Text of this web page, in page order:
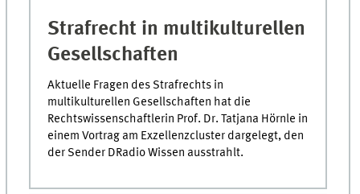
Strafrecht in multikulturellen
Gesellschaften
Aktuelle Fragen des Strafrechts in
multikulturellen Gesellschaften hat die
Rechtswissenschaftlerin Prof. Dr. Tatjana Hörnle in
einem Vortrag am Exzellenzcluster dargelegt, den
der Sender DRadio Wissen ausstrahlt.